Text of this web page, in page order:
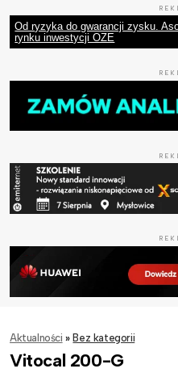
Od ryzyka do gwarancji zysku.
rynku inwestycji OZE
Aktualności » Bez kategorii
Vitocal 200-G